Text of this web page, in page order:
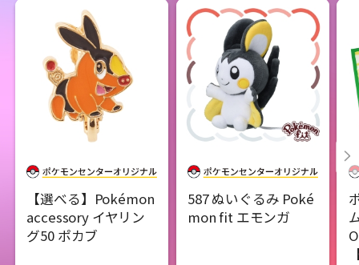
【選べる】Pokémon
accessory イヤリン
グ50 ポカブ
587 ぬいぐるみ Poké
mon fit エモンガ